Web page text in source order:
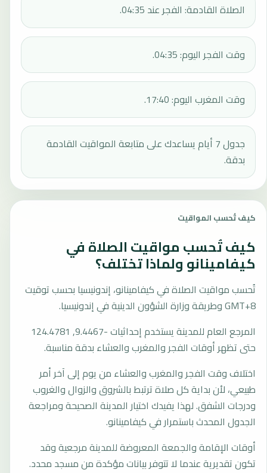
الصلاة القادمة: الفجر عند 04:35.
وقت الفجر اليوم: 04:35.
وقت المغرب اليوم: 17:40.
جدول 7 أيام يساعدك على متابعة المواقيت القادمة
بدقة.
كيف تُحسب المواقيت
كيف تُحسب مواقيت الصلاة في
كيفامينانو ولماذا تختلف؟
تُحسب مواقيت الصلاة في كيفامينانو، إندونيسيا بحسب توقيت
GMT+8 وطريقة وزارة الشؤون الدينية في إندونيسيا.
المرجع العام للمدينة يستخدم إحداثيات -9.4467, 124.4781
حتى تظهر أوقات الفجر والمغرب والعشاء بدقة مناسبة.
اختلاف وقت الفجر والمغرب والعشاء من يوم إلى آخر أمر
طبيعي، لأن بداية كل صلاة ترتبط بالشروق والزوال والغروب
ودرجات الشفق. لهذا يفيدك اختيار المدينة الصحيحة ومراجعة
الجدول المحدث باستمرار في كيفامينانو.
أوقات الإقامة والجمعة المعروضة للمدينة مرجعية وقد
تكون تقديرية عندما لا تتوفر بيانات مؤكدة من مسجد محدد.